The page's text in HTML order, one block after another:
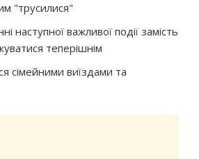
"трусилися"
наступної важливої події замість
теперішнім
сімейними виїздами та